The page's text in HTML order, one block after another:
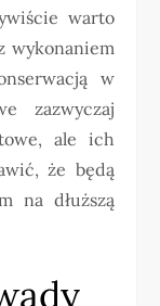
warto
wykonaniem
w
zazwyczaj
ale ich
że będą
na dłuższą